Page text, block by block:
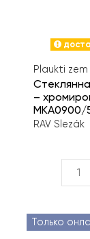
Plaukti
–
MKA0900/
RAV Slezák
Только